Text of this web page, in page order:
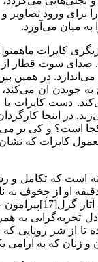
یک از سکانس ها،
میان می‌آورد.
صدای سوت
در همین
به جویدن آن
دست کایرات
اینجا کارگردان
است؟‌ و کی بر
معمول
می‌کند خبری
تجربه‌گرایی
از شر رویایی
و زنان که به